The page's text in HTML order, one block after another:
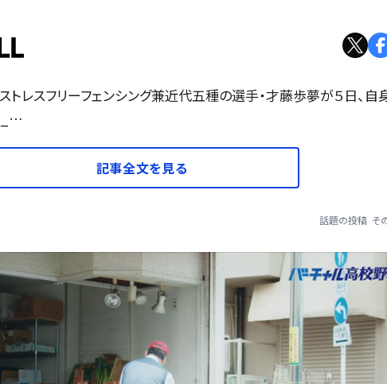
ストレスフリーフェンシング兼近代五種の選手・才藤歩夢が５日、自
記事全文を見る
話題の投稿 そ